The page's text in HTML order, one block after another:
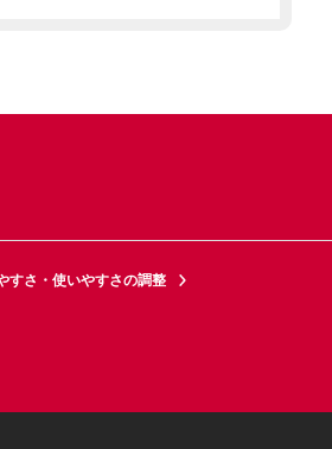
すさ・使いやすさの調整